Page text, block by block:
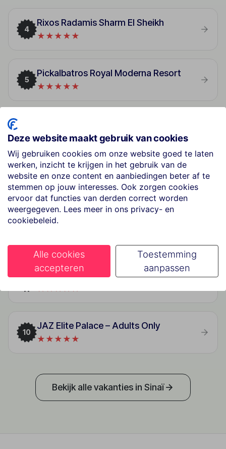
4
Rixos Radamis Sharm El Sheikh
★★★★★
5
Pickalbatros Royal Moderna Resort
★★★★★
★★★★★
7
Falcon Hills Hotel
★★★
Steigenberger Alcazar
Xperience Sea Breeze Resort
10
JAZ Elite Palace – Adults Only
★★★★★
Bekijk alle vakanties in Sinaï
Deze website maakt gebruik van cookies
Wij gebruiken cookies om onze website goed te laten
werken, inzicht te krijgen in het gebruik van de
website en onze content en aanbiedingen beter af te
stemmen op jouw interesses. Ook zorgen cookies
ervoor dat functies van derden correct worden
weergegeven. Lees meer in ons privacy- en
cookiebeleid.
Alle cookies
accepteren
Toestemming
aanpassen